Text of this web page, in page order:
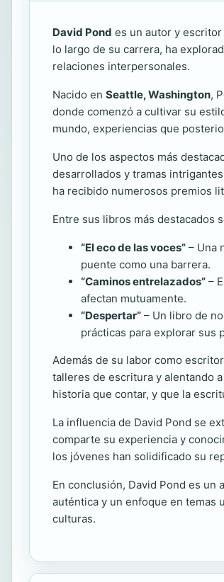
David Pond es un autor y
lo largo de su carrera, ha
relaciones interpersonales.
Nacido en Seattle, Washington,
donde comenzó a cultivar su
mundo, experiencias que
Uno de los aspectos más
desarrollados y tramas
ha recibido numerosos premios
Entre sus libros más destacados
“El eco de las voces” – Una
puente como una barrera.
“Caminos entrelazados” –
afectan mutuamente.
“Despertar” – Un libro de
prácticas para explorar sus
Además de su labor como
talleres de escritura y alentando
historia que contar, y que la
La influencia de David Pond se
comparte su experiencia y
los jóvenes han solidificado su
En conclusión, David Pond es un
auténtica y un enfoque en temas
culturas.